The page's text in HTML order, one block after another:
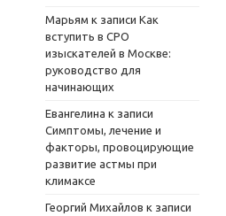
Марьям к записи Как
вступить в СРО
изыскателей в Москве:
руководство для
начинающих
Евангелина к записи
Симптомы, лечение и
факторы, провоцирующие
развитие астмы при
климаксе
Георгий Михайлов к записи